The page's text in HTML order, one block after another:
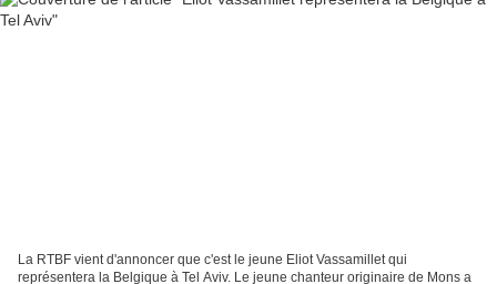
La RTBF vient d'annoncer que c'est le jeune Eliot Vassamillet qui
représentera la Belgique à Tel Aviv. Le jeune chanteur originaire de Mons a